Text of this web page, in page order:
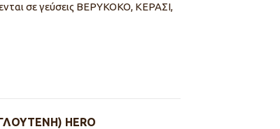
σε γεύσεις ΒΕΡΥΚΟΚΟ, ΚΕΡΑΣΙ,
HERO